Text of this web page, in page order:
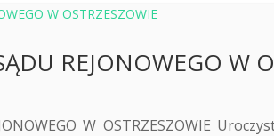
REJONOWEGO W
W OSTRZESZOWIE